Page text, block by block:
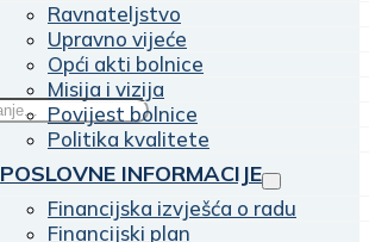
Ravnateljstvo
Upravno vijeće
Opći akti bolnice
Misija i vizija
Povijest bolnice
Politika kvalitete
POSLOVNE INFORMACIJE
Financijska izvješća o radu
Financijski plan